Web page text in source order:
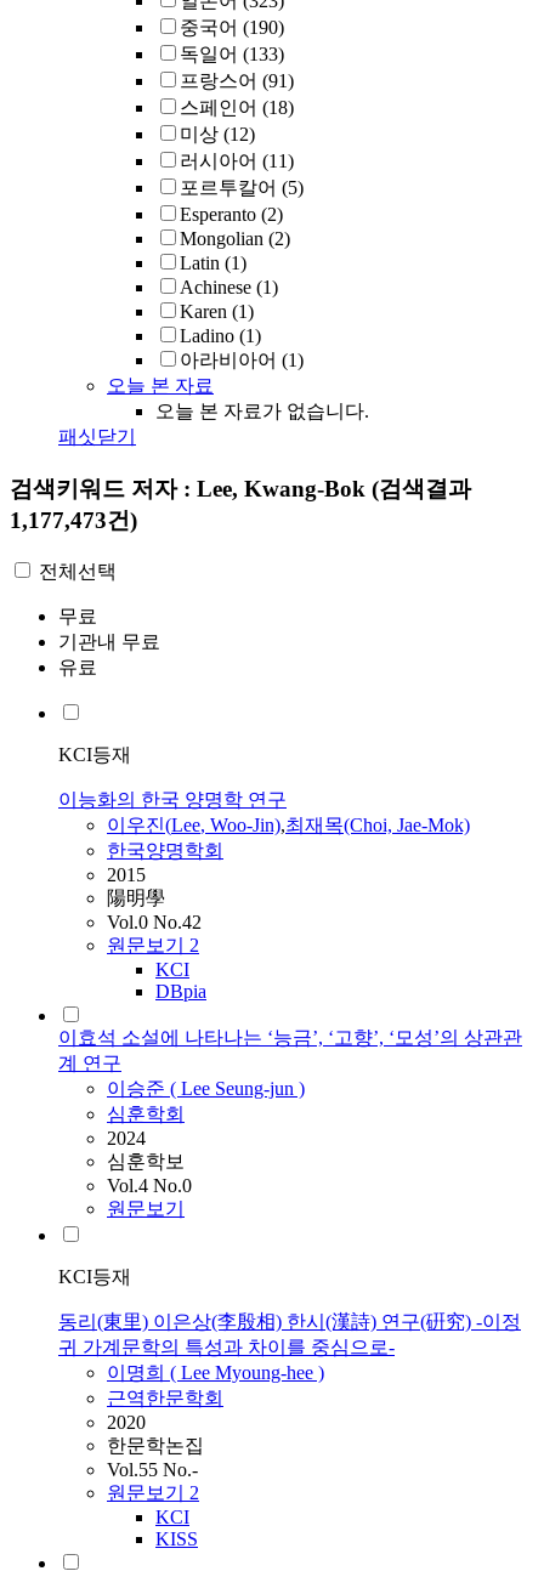
중국어 (190)
독일어 (133)
프랑스어 (91)
스페인어 (18)
미상 (12)
러시아어 (11)
포르투칼어 (5)
Esperanto (2)
Mongolian (2)
Latin (1)
Achinese (1)
Karen (1)
Ladino (1)
아라비아어 (1)
오늘 본 자료
오늘 본 자료가 없습니다.
패싯닫기
검색키워드 저자 : Lee, Kwang-Bok (검색결과
1,177,473건)
전체선택
무료
기관내 무료
유료
KCI등재
이능화의 한국 양명학 연구
이우진(Lee, Woo-Jin),최재목(Choi, Jae-Mok)
한국양명학회
2015
陽明學
Vol.0 No.42
원문보기 2
KCI
DBpia
이효석 소설에 나타나는 ‘능금’, ‘고향’, ‘모성’의 상관관
계 연구
이승준 ( Lee Seung-jun )
심훈학회
2024
심훈학보
Vol.4 No.0
원문보기
KCI등재
동리(東里) 이은상(李殷相) 한시(漢詩) 연구(硏究) -이정
귀 가계문학의 특성과 차이를 중심으로-
이명희 ( Lee Myoung-hee )
근역한문학회
2020
한문학논집
Vol.55 No.-
원문보기 2
KCI
KISS